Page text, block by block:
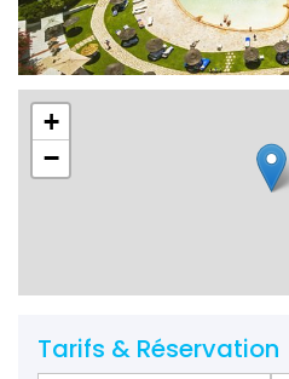
+
−
Tarifs & Réservation